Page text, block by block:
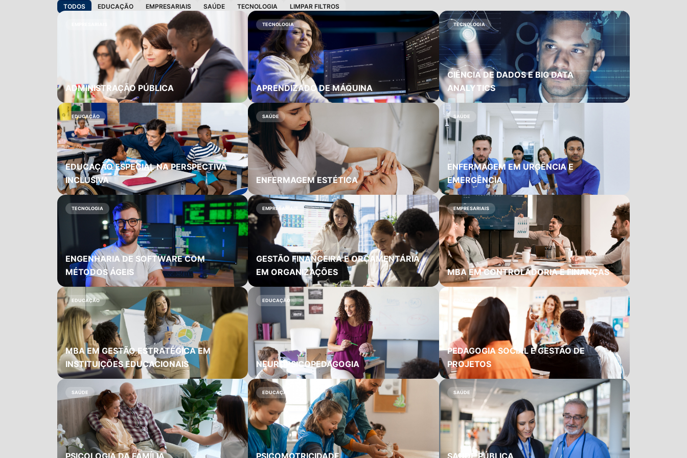
TODOS EDUCAÇÃO EMPRESARIAIS SAÚDE TECNOLOGIA LIMPAR FILTROS
ADMINISTRAÇÃO PÚBLICA
TECNOLOGIA
APRENDIZADO DE MÁQUINA
TECNOLOGIA
CIÊNCIA DE DADOS E BIG DATA
ANALYTICS
EDUCAÇÃO
EDUCAÇÃO ESPECIAL NA PERSPECTIVA
INCLUSIVA
SAÚDE
ENFERMAGEM ESTÉTICA
SAÚDE
ENFERMAGEM EM URGÊNCIA E
EMERGÊNCIA
TECNOLOGIA
ENGENHARIA DE SOFTWARE COM
MÉTODOS ÁGEIS
EMPRESARIAIS
GESTÃO FINANCEIRA E ORÇAMENTÁRIA
EM ORGANIZAÇÕES
EMPRESARIAIS
⁠MBA EM CONTROLADORIA E FINANÇAS
EDUCAÇÃO
MBA EM GESTÃO ESTRATÉGICA EM
INSTITUIÇÕES EDUCACIONAIS
EDUCAÇÃO
NEUROPSICOPEDAGOGIA
EDUCAÇÃO
PEDAGOGIA SOCIAL E GESTÃO DE
PROJETOS
SAÚDE
PSICOLOGIA DA FAMÍLIA
EDUCAÇÃO
PSICOMOTRICIDADE
SAÚDE
SAÚDE PÚBLICA